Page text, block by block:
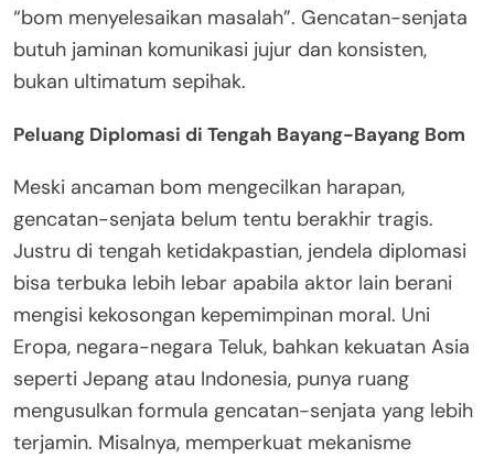
“bom menyelesaikan masalah”. Gencatan-senjata
butuh jaminan komunikasi jujur dan konsisten,
bukan ultimatum sepihak.
Peluang Diplomasi di Tengah Bayang-Bayang Bom
Meski ancaman bom mengecilkan harapan,
gencatan-senjata belum tentu berakhir tragis.
Justru di tengah ketidakpastian, jendela diplomasi
bisa terbuka lebih lebar apabila aktor lain berani
mengisi kekosongan kepemimpinan moral. Uni
Eropa, negara-negara Teluk, bahkan kekuatan Asia
seperti Jepang atau Indonesia, punya ruang
mengusulkan formula gencatan-senjata yang lebih
terjamin. Misalnya, memperkuat mekanisme